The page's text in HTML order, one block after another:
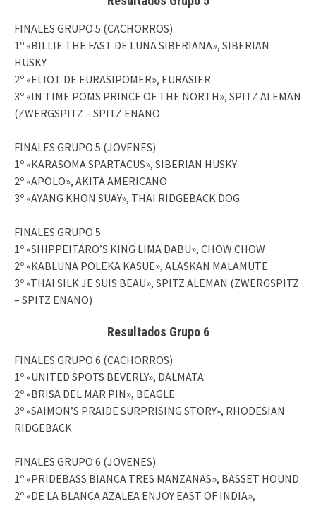
FINALES GRUPO 5 (CACHORROS)
1º «BILLIE THE FAST DE LUNA SIBERIANA», SIBERIAN
HUSKY
2º «ELIOT DE EURASIPOMER», EURASIER
3º «IN TIME POMS PRINCE OF THE NORTH», SPITZ ALEMAN
(ZWERGSPITZ – SPITZ ENANO
FINALES GRUPO 5 (JOVENES)
1º «KARASOMA SPARTACUS», SIBERIAN HUSKY
2º «APOLO», AKITA AMERICANO
3º «AYANG KHON SUAY», THAI RIDGEBACK DOG
FINALES GRUPO 5
1º «SHIPPEITARO’S KING LIMA DABU», CHOW CHOW
2º «KABLUNA POLEKA KASUE», ALASKAN MALAMUTE
3º «THAI SILK JE SUIS BEAU», SPITZ ALEMAN (ZWERGSPITZ
– SPITZ ENANO)
Resultados Grupo 6
FINALES GRUPO 6 (CACHORROS)
1º «UNITED SPOTS BEVERLY», DALMATA
2º «BRISA DEL MAR PIN», BEAGLE
3º «SAIMON’S PRAIDE SURPRISING STORY», RHODESIAN
RIDGEBACK
FINALES GRUPO 6 (JOVENES)
1º «PRIDEBASS BIANCA TRES MANZANAS», BASSET HOUND
2º «DE LA BLANCA AZALEA ENJOY EAST OF INDIA»,